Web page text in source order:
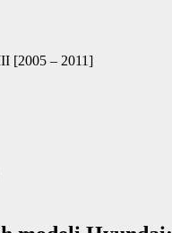
[2005 – 2011]